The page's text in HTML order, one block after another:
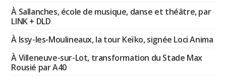
À Sallanches, école de musique, danse et théâtre, par
LINK + DLD
À Issy-les-Moulineaux, la tour Keïko, signée Loci Anima
À Villeneuve-sur-Lot, transformation du Stade Max
Rousié par A40